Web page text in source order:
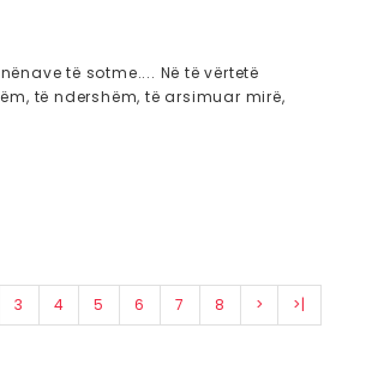
të sotme.... Në të vërtetë
të ndershëm, të arsimuar mirë,
3 4 5 6 7 8 > >|